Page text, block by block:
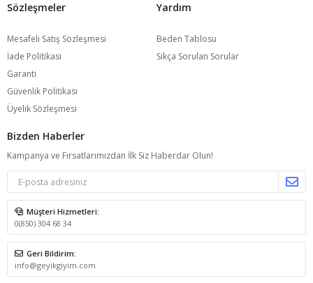
Sözleşmeler
Mesafeli Satış Sözleşmesi
İade Politikası
Garanti
Güvenlik Politikası
Üyelik Sözleşmesi
Yardım
Beden Tablosu
Sıkça Sorulan Sorular
Bizden Haberler
Kampanya ve Fırsatlarımızdan İlk Siz Haberdar Olun!
Müşteri Hizmetleri:
0(850) 304 68 34
Geri Bildirim:
info@geyikgiyim.com